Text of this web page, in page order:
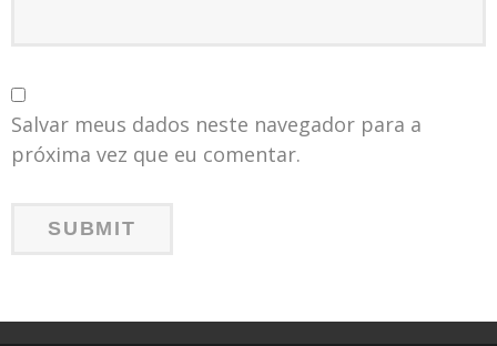
Salvar meus dados neste navegador para a
próxima vez que eu comentar.